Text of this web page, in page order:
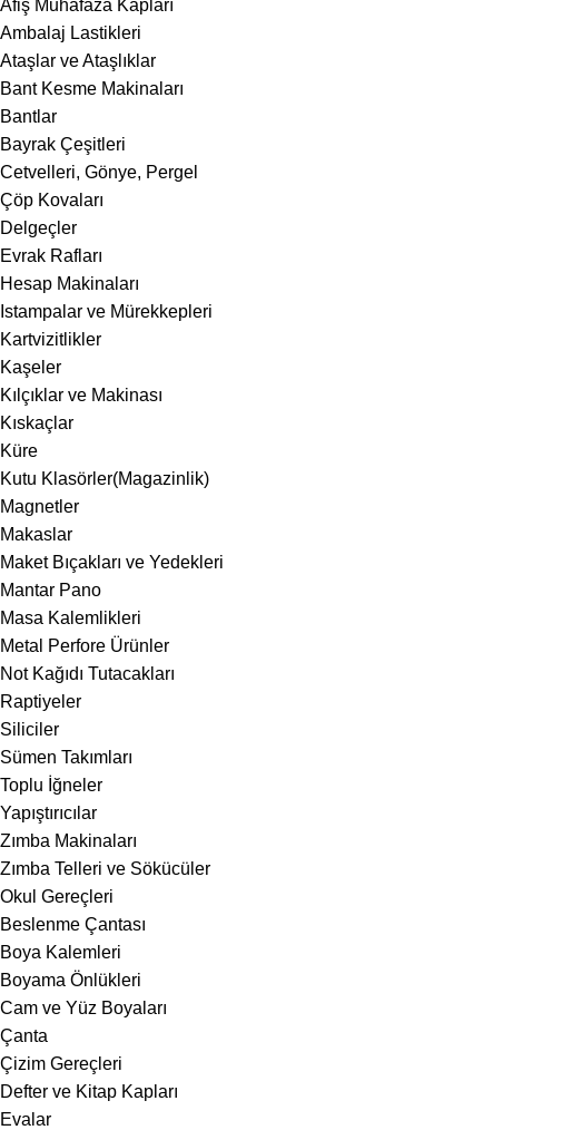
Afiş Muhafaza Kapları
Ambalaj Lastikleri
Ataşlar ve Ataşlıklar
Bant Kesme Makinaları
Bantlar
Bayrak Çeşitleri
Cetvelleri, Gönye, Pergel
Çöp Kovaları
Delgeçler
Evrak Rafları
Hesap Makinaları
Istampalar ve Mürekkepleri
Kartvizitlikler
Kaşeler
Kılçıklar ve Makinası
Kıskaçlar
Küre
Kutu Klasörler(Magazinlik)
Magnetler
Makaslar
Maket Bıçakları ve Yedekleri
Mantar Pano
Masa Kalemlikleri
Metal Perfore Ürünler
Not Kağıdı Tutacakları
Raptiyeler
Siliciler
Sümen Takımları
Toplu İğneler
Yapıştırıcılar
Zımba Makinaları
Zımba Telleri ve Sökücüler
Okul Gereçleri
Beslenme Çantası
Boya Kalemleri
Boyama Önlükleri
Cam ve Yüz Boyaları
Çanta
Çizim Gereçleri
Defter ve Kitap Kapları
Evalar